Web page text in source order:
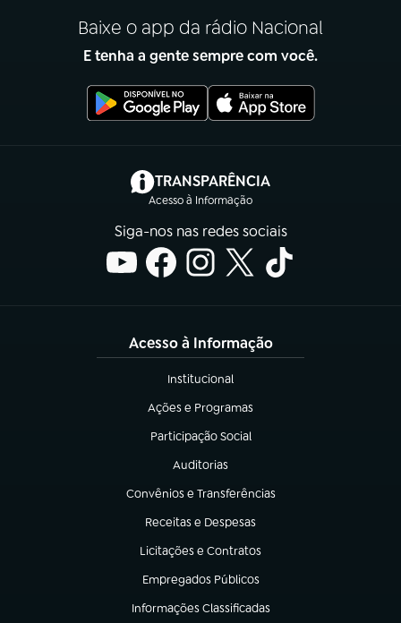
Baixe o app da rádio Nacional
E tenha a gente sempre com você.
TRANSPARÊNCIA
Acesso à Informação
(abre em nova aba)
Siga-nos nas redes sociais
Acesso à Informação
Institucional
(abre em nova aba)
Ações e Programas
(abre em nova aba)
Participação Social
(abre em nova aba)
Auditorias
(abre em nova aba)
Convênios e Transferências
(abre em nova aba)
Receitas e Despesas
(abre em nova aba)
Licitações e Contratos
(abre em nova aba)
Empregados Públicos
(abre em nova aba)
Informações Classificadas
(abre em nova aba)